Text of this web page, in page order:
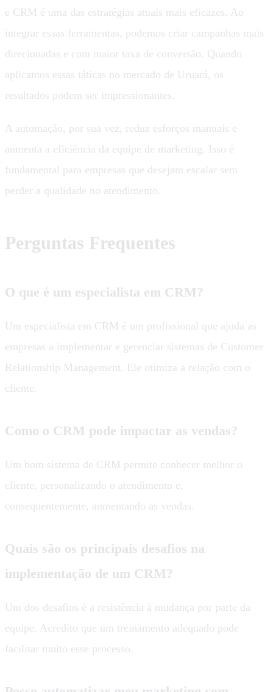
e CRM é uma das estratégias atuais mais eficazes. Ao
integrar essas ferramentas, podemos criar campanhas mais
direcionadas e com maior taxa de conversão. Quando
aplicamos essas táticas no mercado de Uruará, os
resultados podem ser impressionantes.
A automação, por sua vez, reduz esforços manuais e
aumenta a eficiência da equipe de marketing. Isso é
fundamental para empresas que desejam escalar sem
perder a qualidade no atendimento.
Perguntas Frequentes
O que é um especialista em CRM?
Um especialista em CRM é um profissional que ajuda as
empresas a implementar e gerenciar sistemas de Customer
Relationship Management. Ele otimiza a relação com o
cliente.
Como o CRM pode impactar as vendas?
Um bom sistema de CRM permite conhecer melhor o
cliente, personalizando o atendimento e,
consequentemente, aumentando as vendas.
Quais são os principais desafios na
implementação de um CRM?
Um dos desafios é a resistência à mudança por parte da
equipe. Acredito que um treinamento adequado pode
facilitar muito esse processo.